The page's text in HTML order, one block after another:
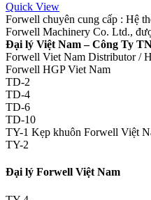
Quick View
Forwell chuyên cung cấp : Hệ
Forwell Machinery Co. Ltd.,
Đại lý Việt Nam – Công Ty
Forwell Viet Nam Distributor /
Forwell HGP Viet Nam
TD-2
TD-4
TD-6
TD-10
TY-1 Kẹp khuôn Forwell Việt
TY-2
Đại lý Forwell Việt Nam